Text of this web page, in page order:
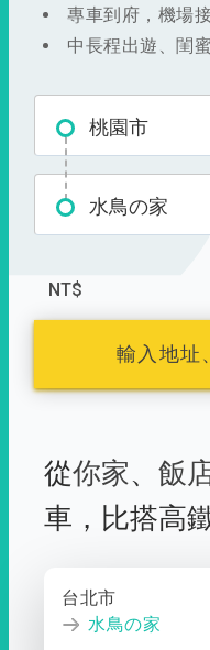
專車到府，機場
中長程出遊、閨
桃園市
水鳥の家
NT$
輸入地址
從你家、 飯
車， 比搭高
台北市
水鳥の家